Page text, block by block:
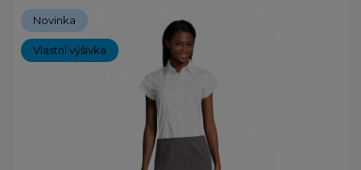
Novinka
Vlastní výšivka